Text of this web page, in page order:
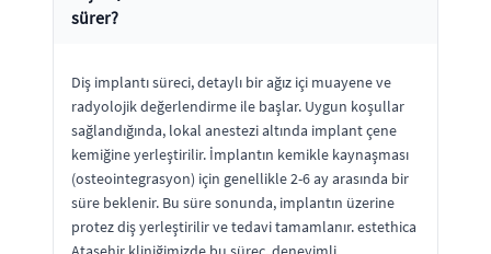
sürer?
Diş implantı süreci, detaylı bir ağız içi muayene ve
radyolojik değerlendirme ile başlar. Uygun koşullar
sağlandığında, lokal anestezi altında implant çene
kemiğine yerleştirilir. İmplantın kemikle kaynaşması
(osteointegrasyon) için genellikle 2-6 ay arasında bir
süre beklenir. Bu süre sonunda, implantın üzerine
protez diş yerleştirilir ve tedavi tamamlanır. estethica